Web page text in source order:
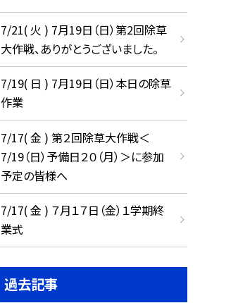
7/21( 火 ) 7月19日（日）第2回除草
大作戦、ありがとうございました。
7/19( 日 ) 7月19日（日）本日の除草
作業
7/17( 金 ) 第２回除草大作戦＜
7/19（日）予備日２０（月）＞に参加
予定の皆様へ
7/17( 金 ) ７月１７日（金）１学期終
業式
過去記事